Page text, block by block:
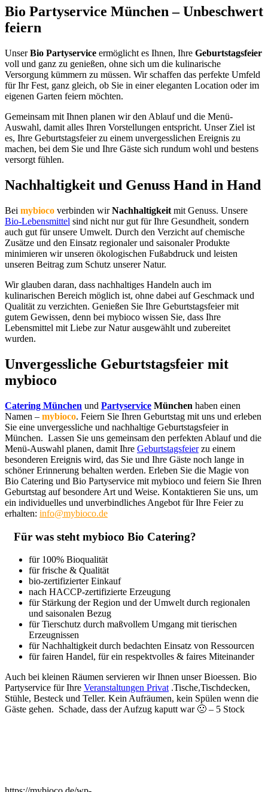
Bio Partyservice München – Unbeschwert
feiern
UnserBio Partyservice ermöglicht es Ihnen, Ihre Geburtstagsfeier
voll und ganz zu genießen, ohne sich um die kulinarische
Versorgung kümmern zu müssen. Wir schaffen das perfekte Umfeld
für Ihr Fest, ganz gleich, ob Sie in einer eleganten Location oder im
eigenen Garten feiern möchten.
Gemeinsam mit Ihnen planen wir den Ablauf und die Menü-
Auswahl, damit alles Ihren Vorstellungen entspricht. Unser Ziel ist
es, Ihre Geburtstagsfeier zu einem unvergesslichen Ereignis zu
machen, bei dem Sie und Ihre Gäste sich rundum wohl und bestens
versorgt fühlen.
Nachhaltigkeit und Genuss Hand in Hand
Bei mybioco verbinden wirNachhaltigkeit mit Genuss. Unsere
Bio-Lebensmittel sind nicht nur gut für Ihre Gesundheit, sondern
auch gut für unsere Umwelt. Durch den Verzicht auf chemische
Zusätze und den Einsatz regionaler und saisonaler Produkte
minimieren wir unseren ökologischen Fußabdruck und leisten
unseren Beitrag zum Schutz unserer Natur.
Wir glauben daran, dass nachhaltiges Handeln auch im
kulinarischen Bereich möglich ist, ohne dabei auf Geschmack und
Qualität zu verzichten. Genießen Sie Ihre Geburtstagsfeier mit
gutem Gewissen, denn bei mybioco wissen Sie, dass Ihre
Lebensmittel mit Liebe zur Natur ausgewählt und zubereitet
wurden.
Unvergessliche Geburtstagsfeier mit
mybioco
Catering München und Partyservice München haben einen
Namen – mybioco. Feiern Sie Ihren Geburtstag mit uns und erleben
Sie eine unvergessliche und nachhaltige Geburtstagsfeier in
München. Lassen Sie uns gemeinsam den perfekten Ablauf und die
Menü-Auswahl planen, damit Ihre Geburtstagsfeierzu einem
besonderen Ereignis wird, das Sie und Ihre Gäste noch lange in
schöner Erinnerung behalten werden. Erleben Sie die Magie von
Bio Catering und Bio Partyservice mit mybioco und feiern Sie Ihren
Geburtstag auf besondere Art und Weise. Kontaktieren Sie uns, um
ein individuelles und unverbindliches Angebot für Ihre Feier zu
erhalten: info@mybioco.de
Für was steht mybioco Bio Catering?
für 100% Bioqualität
für frische & Qualität
bio-zertifizierter Einkauf
nach HACCP-zertifizierte Erzeugung
für Stärkung der Region und der Umwelt durch regionalen
und saisonalen Bezug
für Tierschutz durch maßvollem Umgang mit tierischen
Erzeugnissen
für Nachhaltigkeit durch bedachten Einsatz von Ressourcen
für fairen Handel, für ein respektvolles & faires Miteinander
Auch bei kleinen Räumen servieren wir Ihnen unser Bioessen. Bio
Partyservice für Ihre Veranstaltungen Privat .Tische,Tischdecken,
Stühle, Besteck und Teller. Kein Aufräumen, kein Spülen wenn die
Gäste gehen. Schade, dass der Aufzug kaputt war 🙁 – 5 Stock